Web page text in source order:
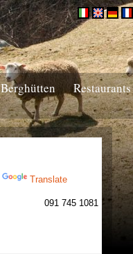
Berghütten
Restaurants
Translate
091 745 1081